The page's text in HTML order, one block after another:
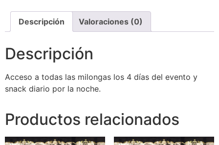
Descripción Valoraciones (0)
Descripción
Acceso a todas las milongas los 4 días del evento y
snack diario por la noche.
Productos relacionados